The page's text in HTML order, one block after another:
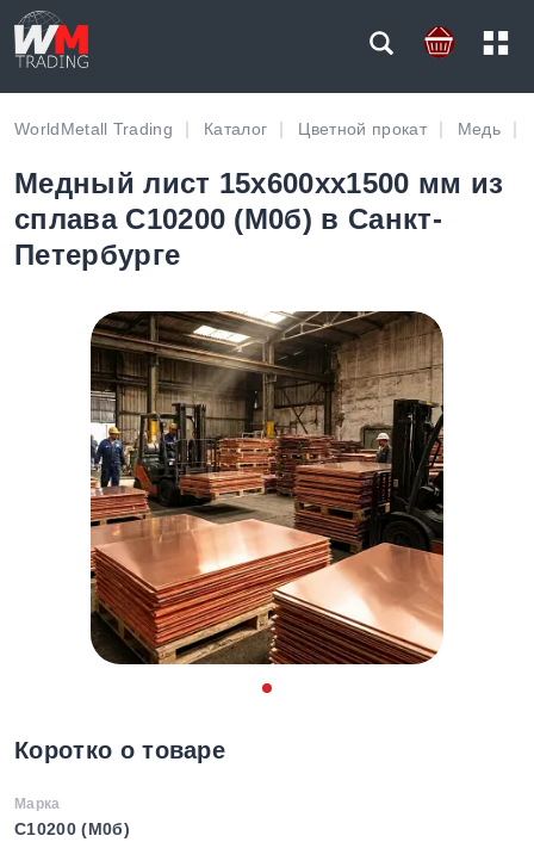
WorldMetall Trading Каталог Цветной прокат Медь
Медный лист 15х600хх1500 мм из
сплава C10200 (М0б) в Санкт-
Петербурге
Коротко о товаре
Марка
C10200 (М0б)